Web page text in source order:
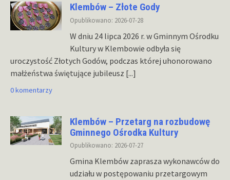
Klembów – Złote Gody
Opublikowano: 2026-07-28
W dniu 24 lipca 2026 r. w Gminnym Ośrodku
Kultury w Klembowie odbyła się
uroczystość Złotych Godów, podczas której uhonorowano
małżeństwa świętujące jubileusz [...]
0 komentarzy
Klembów – Przetarg na rozbudowę
Gminnego Ośrodka Kultury
Opublikowano: 2026-07-27
Gmina Klembów zaprasza wykonawców do
udziału w postępowaniu przetargowym